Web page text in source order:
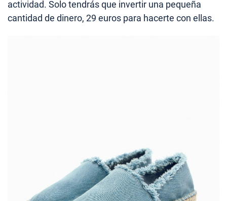
actividad. Solo tendrás que invertir una pequeña
cantidad de dinero, 29 euros para hacerte con ellas.